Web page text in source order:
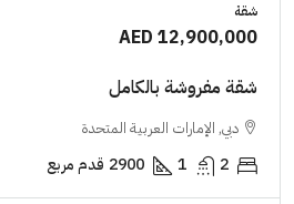
شقة
AED 12,900,000
شقة مفروشة بالكامل
دبي, الإمارات العربية المتحدة
2
1
2900 قدم مربع